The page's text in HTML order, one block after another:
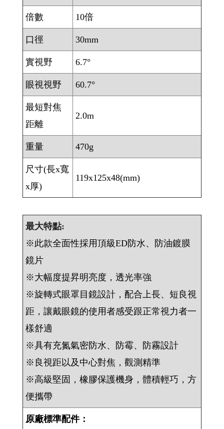
倍數 10倍
口徑 30mm
實視野 6.7°
眼視視野 60.7°
最短對焦
距離
2.0m
重量 470g
尺寸(長x寬
x厚)
119x125x48(mm)
最大特點:
※此款全面性採用頂級ED防水、防油鍍膜
鏡片
※大幅度提昇明亮度，透光率強
※旋轉式眼罩目鏡設計，配合上長、短良視
距，讓戴眼鏡的使用者感受跟正常視力者一
樣舒適
※具有充氮氣密防水、防霉、防霧設計
※良視距以及中心對焦，觀測精準
※高級堅固，橡膠保護機身，體積輕巧，方
便攜帶
原廠標準配件：